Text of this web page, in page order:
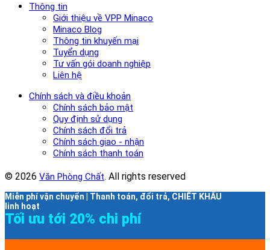
Thông tin
Giới thiệu về VPP Minaco
Minaco Blog
Thông tin khuyến mại
Tuyển dụng
Tư vấn gói doanh nghiệp
Liên hệ
Chính sách và điều khoản
Chính sách bảo mật
Quy định sử dụng
Chính sách đổi trả
Chính sách giao - nhận
Chính sách thanh toán
© 2026 Văn Phòng Chất. All rights reserved
Miễn phí vận chuyển | Thanh toán, đổi trả, CHIẾT KHẤU
linh hoạt
Tối ưu tới 20% chi phí